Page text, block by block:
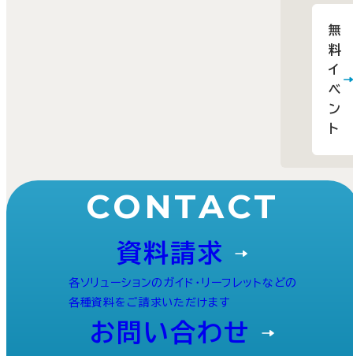
無
料
イ
ベ
ン
ト
CONTACT
資料請求
各ソリューションのガイド・リーフレットなどの
各種資料をご請求いただけます
お問い合わせ